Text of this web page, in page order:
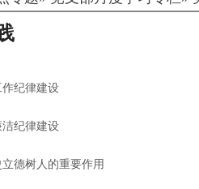
纪律建设
纪律建设
德树人的重要作用